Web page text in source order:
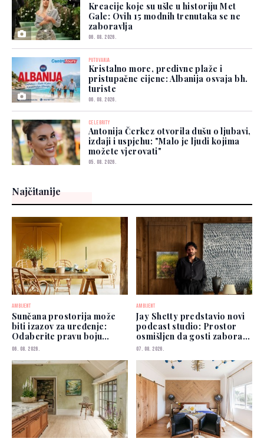
Kreacije koje su ušle u historiju Met
Gale: Ovih 15 modnih trenutaka se ne
zaboravlja
06. 08. 2026.
PUTOVANJA
Kristalno more, predivne plaže i
pristupačne cijene: Albanija osvaja bh.
turiste
06. 08. 2026.
CELEBRITY
Antonija Čerkez otvorila dušu o ljubavi,
izdaji i uspjehu: "Malo je ljudi kojima
možete vjerovati"
05. 08. 2026.
Najčitanije
AMBIJENT
Sunčana prostorija može
biti izazov za uređenje:
Odaberite pravu boju
zidova
06. 08. 2026.
AMBIJENT
Jay Shetty predstavio novi
podcast studio: Prostor
osmišljen da gosti zaborave
na kamere
07. 08. 2026.